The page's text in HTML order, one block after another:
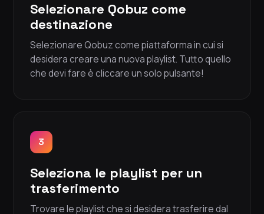
Selezionare Qobuz come
destinazione
Selezionare Qobuz come piattaforma in cui si
desidera creare una nuova playlist. Tutto quello
che devi fare è cliccare un solo pulsante!
3
Seleziona le playlist per un
trasferimento
Trovare le playlist che si desidera trasferire dal